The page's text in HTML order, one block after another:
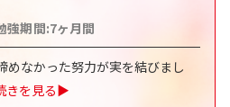
強期間:7ヶ月間
めなかった努力が実を結びまし
きを見る▶